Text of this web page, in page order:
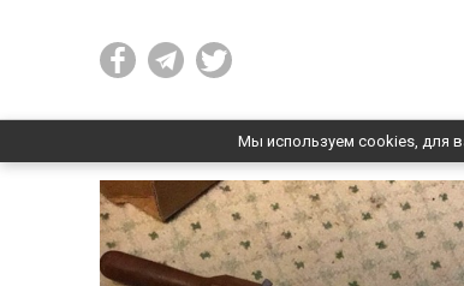
Мы используем cookies, для